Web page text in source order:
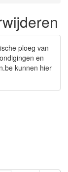
ploeg van
en
kunnen hier